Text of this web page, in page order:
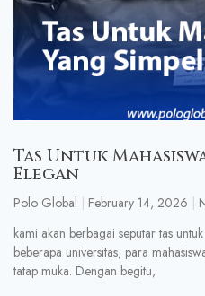
Tas Untuk
Elegan
Polo Global February 14, 2026
kami akan berbagai seputar tas
beberapa universitas, para
tatap muka. Dengan begitu,